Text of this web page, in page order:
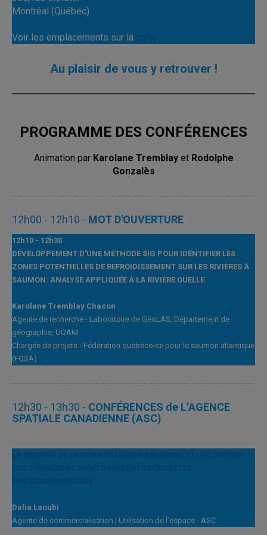
Montréal (Québec)
Voir les emplacements sur la .
Au plaisir de vous y retrouver !
PROGRAMME DES CONFÉRENCES
Animation par Karolane Tremblayet Rodolphe
Gonzalès
12h00 - 12h10 - MOT D'OUVERTURE
12h10 - 12h30
DÉVELOPPEMENT D'UNE MÉTHODE SIG POUR IDENTIFIER LES
ZONES POTENTIELLES DE REFROIDISSEMENT SUR LES RIVIÈRES À
SAUMON: ANALYSE APPLIQUÉE À LA RIVIÈRE OUELLE
Karolane Tremblay Chacon
Agente de recherche - Laboratoire de GéoLAS, Département de
géographie, UQAM
Chargée de projets - Fédération québécoise pour le saumon atlantique
(FQSA)
12h30 - 13h30 - CONFÉRENCES de L’AGENCE
SPATIALE CANADIENNE (ASC)
Dalia Laoubi
Agente de commercialisation | Utilisation de l’espace - ASC